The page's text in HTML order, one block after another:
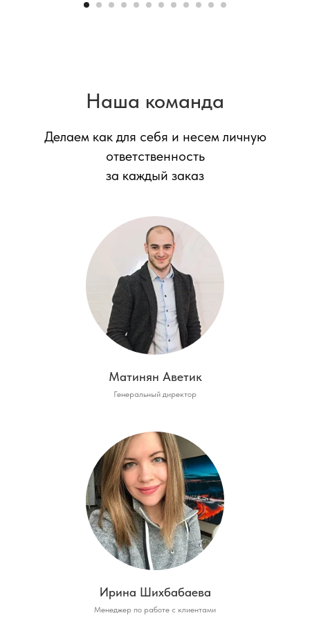
Наша команда
Делаем как для себя и несем личную
ответственность
за каждый заказ
Матинян Аветик
Генеральный директор
Ирина Шихбабаева
Менеджер по работе с клиентами